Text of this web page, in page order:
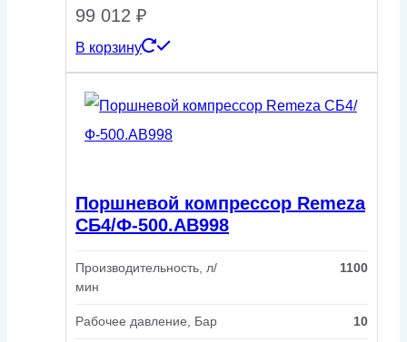
99 012 ₽
В корзину
Поршневой компрессор Remeza
СБ4/Ф-500.АВ998
Производительность, л/
мин
1100
Рабочее давление, Бар 10